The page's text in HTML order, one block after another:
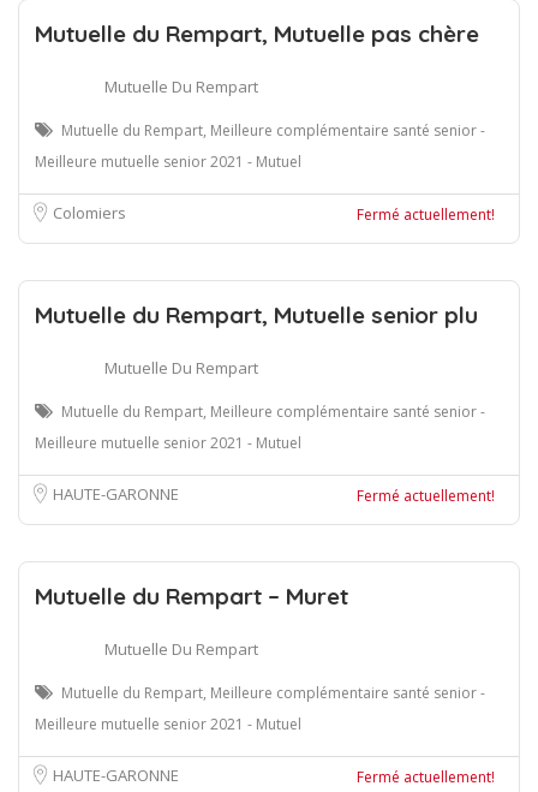
Mutuelle du Rempart, Mutuelle pas chère
Mutuelle Du Rempart
Mutuelle du Rempart, Meilleure complémentaire santé senior -
Meilleure mutuelle senior 2021 - Mutuel
Colomiers Fermé actuellement!
Mutuelle du Rempart, Mutuelle senior plu
Mutuelle Du Rempart
Mutuelle du Rempart, Meilleure complémentaire santé senior -
Meilleure mutuelle senior 2021 - Mutuel
HAUTE-GARONNE Fermé actuellement!
Mutuelle du Rempart – Muret
Mutuelle Du Rempart
Mutuelle du Rempart, Meilleure complémentaire santé senior -
Meilleure mutuelle senior 2021 - Mutuel
HAUTE-GARONNE Fermé actuellement!